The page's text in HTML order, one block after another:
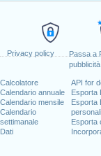
Privacy policy
Passa a
Calcolatore
Calendario annuale
Calendario mensile
Calendario
settimanale
Dati
API for
Esporta
Esporta
Esporta